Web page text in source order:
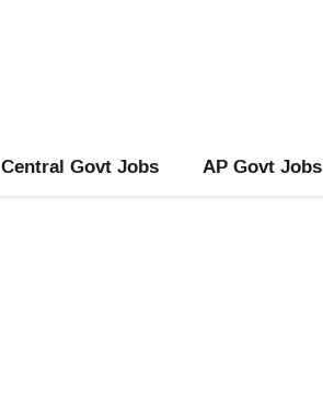
Central Govt Jobs AP Govt Jobs